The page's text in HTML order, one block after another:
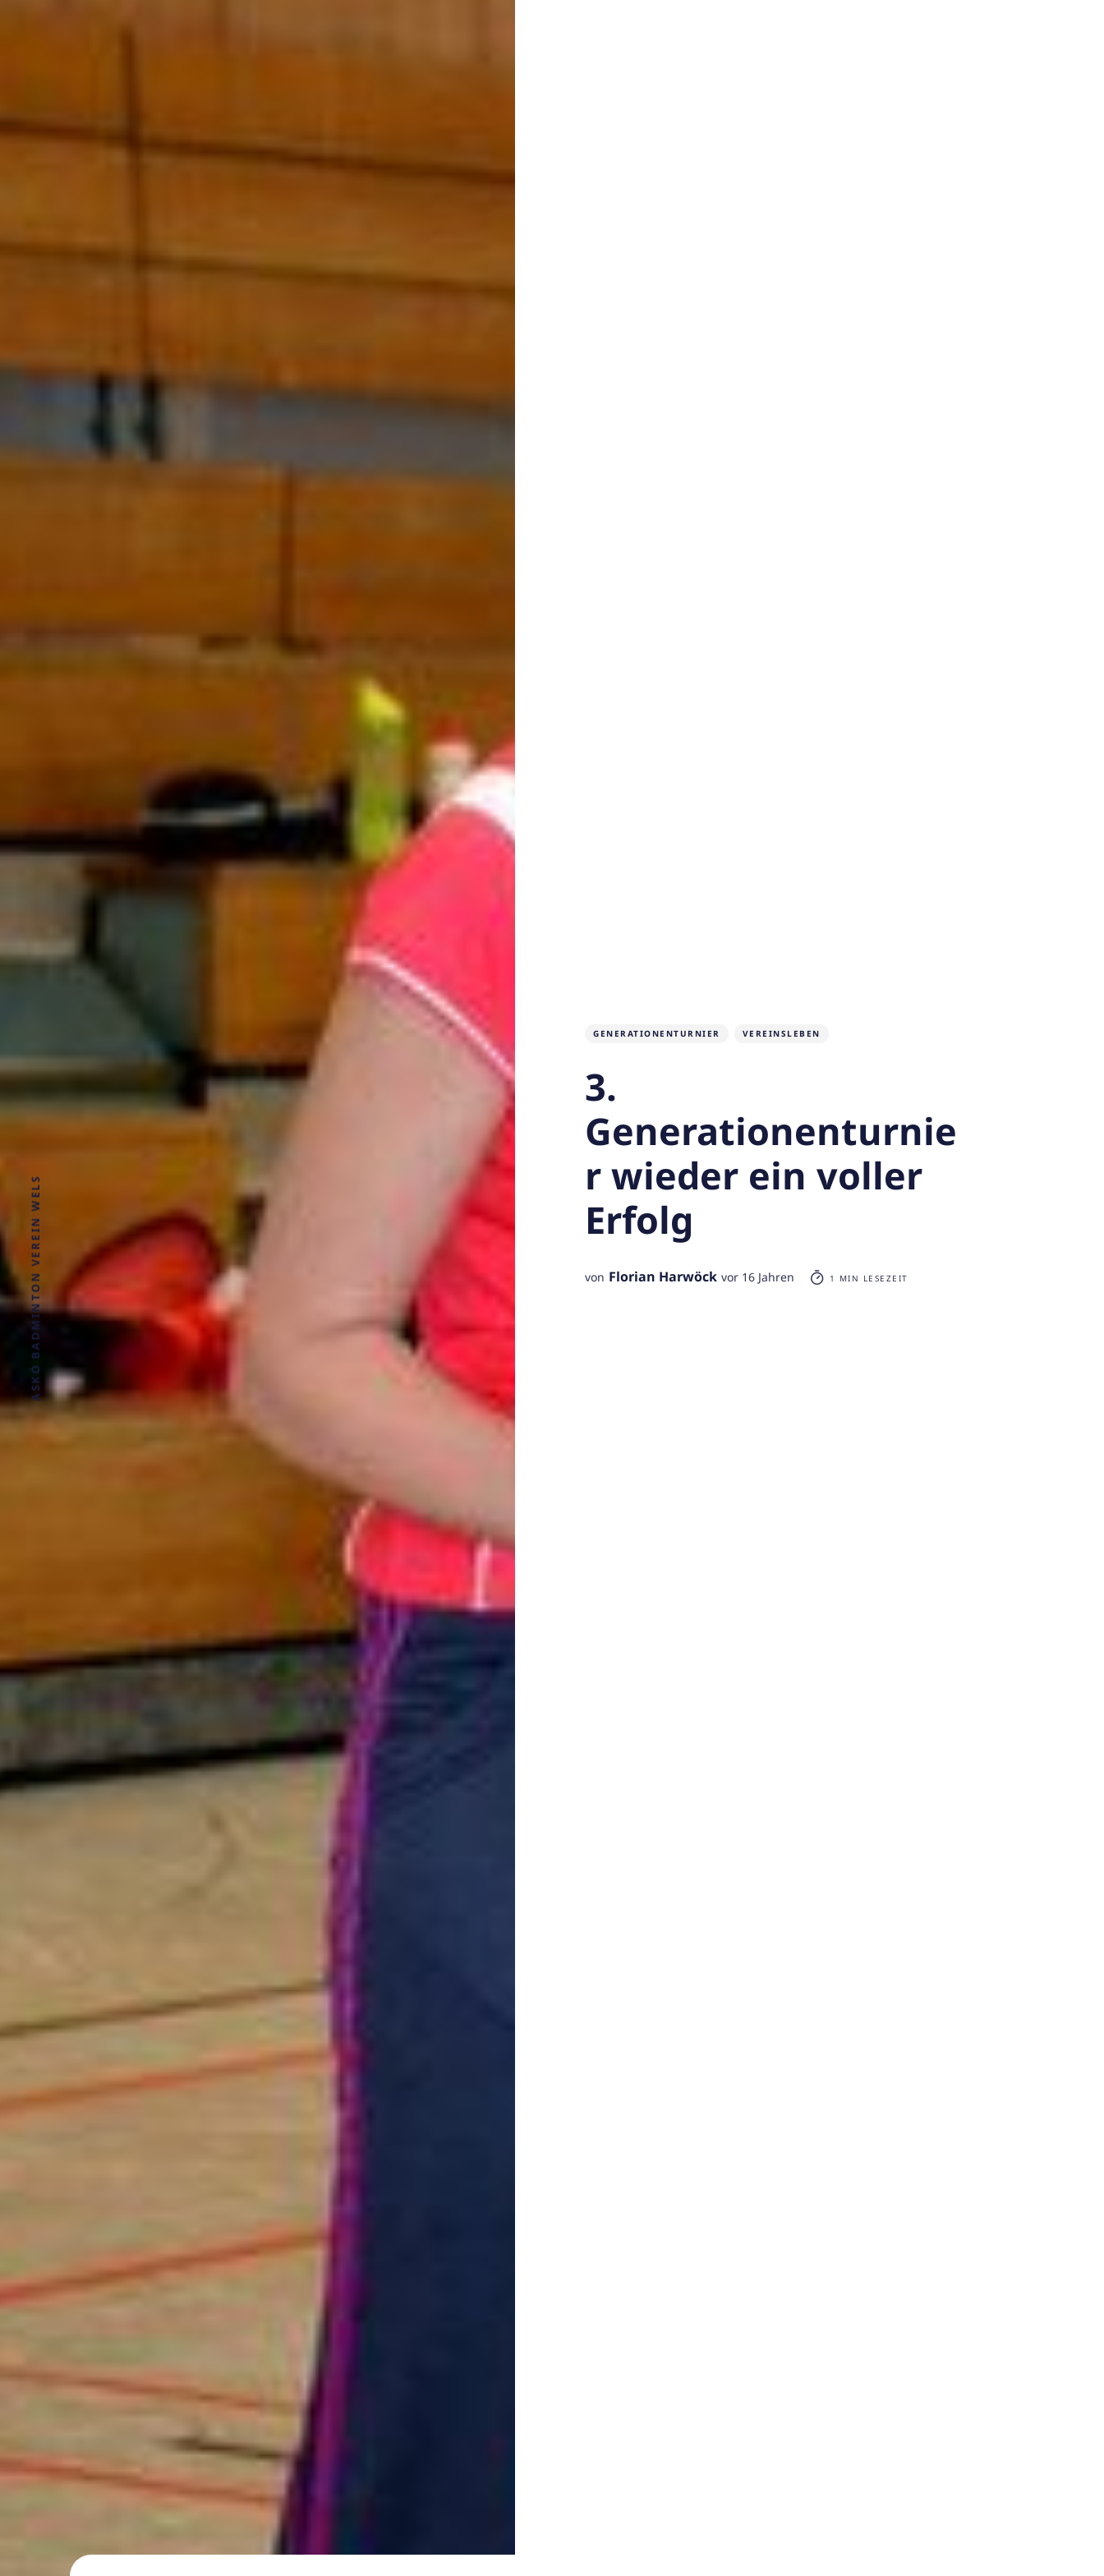
ASKÖ BADMINTON VEREIN WELS
GENERATIONENTURNIER VEREINSLEBEN
3.
Generationenturnie
r wieder ein voller
Erfolg
von Florian Harwöck vor 16 Jahren 1 MIN LESEZEIT